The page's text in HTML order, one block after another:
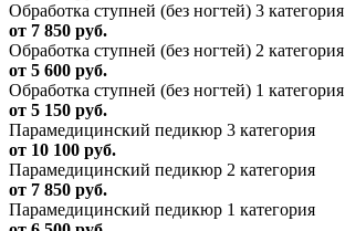
Обработка ступней (без ногтей) 3 категория
от 7 850 руб.
Обработка ступней (без ногтей) 2 категория
от 5 600 руб.
Обработка ступней (без ногтей) 1 категория
от 5 150 руб.
Парамедицинский педикюр 3 категория
от 10 100 руб.
Парамедицинский педикюр 2 категория
от 7 850 руб.
Парамедицинский педикюр 1 категория